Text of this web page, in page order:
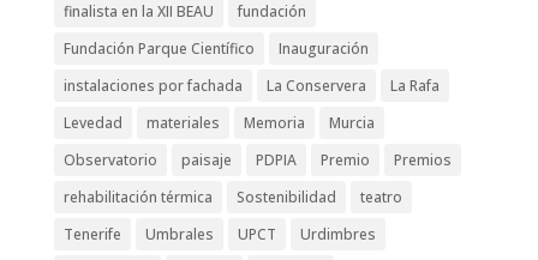
finalista en la XII BEAU
fundación
Fundación Parque Científico
Inauguración
instalaciones por fachada
La Conservera
La Rafa
Levedad
materiales Memoria
Murcia
Observatorio
paisaje PDPIA Premio
Premios
rehabilitación térmica
Sostenibilidad
teatro
Tenerife
Umbrales UPCT
Urdimbres